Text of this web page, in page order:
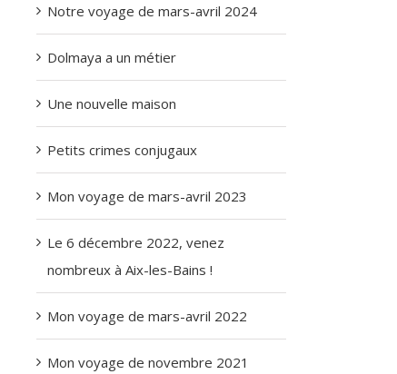
Notre voyage de mars-avril 2024
Dolmaya a un métier
Une nouvelle maison
Petits crimes conjugaux
Mon voyage de mars-avril 2023
Le 6 décembre 2022, venez
nombreux à Aix-les-Bains !
Mon voyage de mars-avril 2022
Mon voyage de novembre 2021